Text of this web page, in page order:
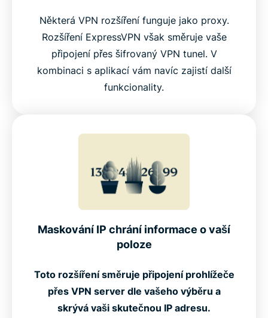
Některá VPN rozšíření funguje jako proxy.
Rozšíření ExpressVPN však směruje vaše
připojení přes šifrovaný VPN tunel. V
kombinaci s aplikací vám navíc zajistí další
funkcionality.
Maskování IP chrání informace o vaší
poloze
Toto rozšíření směruje připojení prohlížeče
přes VPN server dle vašeho výběru a
skrývá vaši skutečnou IP adresu.